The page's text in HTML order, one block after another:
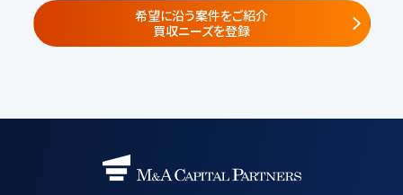
（https://www.mirai-fp.co.jp/）
②共同サービス提供者・共同セミナー企
氏名、電話番号、メールアドレス、所属企
希望に沿う案件をご紹介
買収ニーズを登録